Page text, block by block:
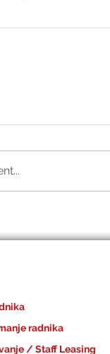
radnika
/ Staff Leasing